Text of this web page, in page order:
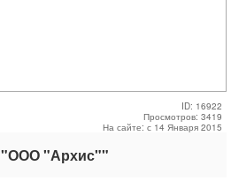
ID: 16922
Просмотров: 3419
На сайте: с 14 Января 2015
"ООО "Архис""